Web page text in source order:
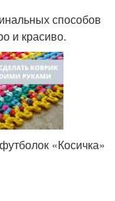
способов
и красиво.
«Косичка»